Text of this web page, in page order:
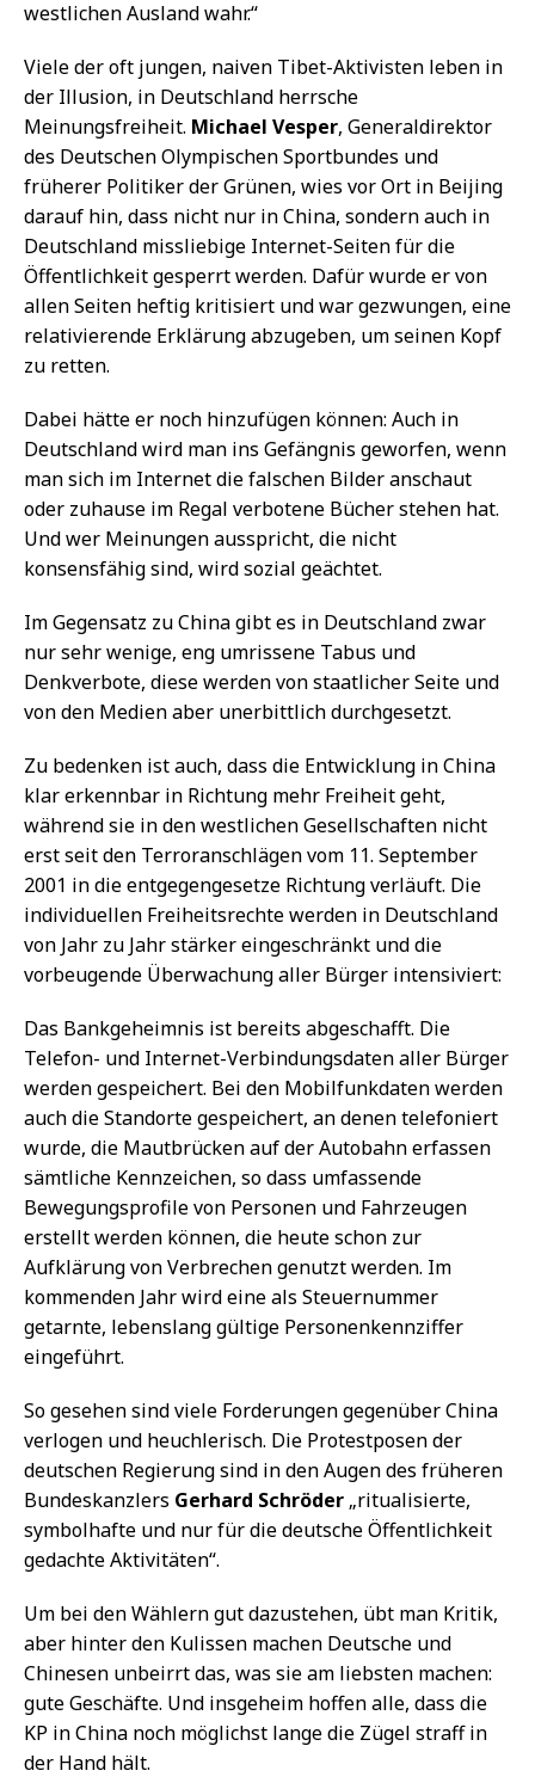
westlichen Ausland wahr.“
Viele der oft jungen, naiven Tibet-Aktivisten leben in
der Illusion, in Deutschland herrsche
Meinungsfreiheit. Michael Vesper, Generaldirektor
des Deutschen Olympischen Sportbundes und
früherer Politiker der Grünen, wies vor Ort in Beijing
darauf hin, dass nicht nur in China, sondern auch in
Deutschland missliebige Internet-Seiten für die
Öffentlichkeit gesperrt werden. Dafür wurde er von
allen Seiten heftig kritisiert und war gezwungen, eine
relativierende Erklärung abzugeben, um seinen Kopf
zu retten.
Dabei hätte er noch hinzufügen können: Auch in
Deutschland wird man ins Gefängnis geworfen, wenn
man sich im Internet die falschen Bilder anschaut
oder zuhause im Regal verbotene Bücher stehen hat.
Und wer Meinungen ausspricht, die nicht
konsensfähig sind, wird sozial geächtet.
Im Gegensatz zu China gibt es in Deutschland zwar
nur sehr wenige, eng umrissene Tabus und
Denkverbote, diese werden von staatlicher Seite und
von den Medien aber unerbittlich durchgesetzt.
Zu bedenken ist auch, dass die Entwicklung in China
klar erkennbar in Richtung mehr Freiheit geht,
während sie in den westlichen Gesellschaften nicht
erst seit den Terroranschlägen vom 11. September
2001 in die entgegengesetze Richtung verläuft. Die
individuellen Freiheitsrechte werden in Deutschland
von Jahr zu Jahr stärker eingeschränkt und die
vorbeugende Überwachung aller Bürger intensiviert:
Das Bankgeheimnis ist bereits abgeschafft. Die
Telefon- und Internet-Verbindungsdaten aller Bürger
werden gespeichert. Bei den Mobilfunkdaten werden
auch die Standorte gespeichert, an denen telefoniert
wurde, die Mautbrücken auf der Autobahn erfassen
sämtliche Kennzeichen, so dass umfassende
Bewegungsprofile von Personen und Fahrzeugen
erstellt werden können, die heute schon zur
Aufklärung von Verbrechen genutzt werden. Im
kommenden Jahr wird eine als Steuernummer
getarnte, lebenslang gültige Personenkennziffer
eingeführt.
So gesehen sind viele Forderungen gegenüber China
verlogen und heuchlerisch. Die Protestposen der
deutschen Regierung sind in den Augen des früheren
Bundeskanzlers Gerhard Schröder „ritualisierte,
symbolhafte und nur für die deutsche Öffentlichkeit
gedachte Aktivitäten“.
Um bei den Wählern gut dazustehen, übt man Kritik,
aber hinter den Kulissen machen Deutsche und
Chinesen unbeirrt das, was sie am liebsten machen:
gute Geschäfte. Und insgeheim hoffen alle, dass die
KP in China noch möglichst lange die Zügel straff in
der Hand hält.